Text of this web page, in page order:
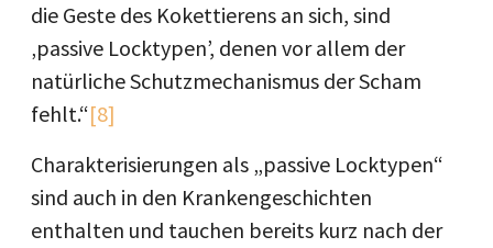
die Geste des Kokettierens an sich, sind
‚passive Locktypen’, denen vor allem der
natürliche Schutzmechanismus der Scham
fehlt.“[8]
Charakterisierungen als „passive Locktypen“
sind auch in den Krankengeschichten
enthalten und tauchen bereits kurz nach der